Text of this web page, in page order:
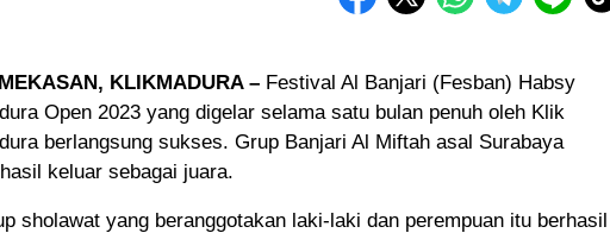
KLIKMADURA – Festival Al Banjari (Fesban) Habsy
Open 2023 yang digelar selama satu bulan penuh oleh Klik
berlangsung sukses. Grup Banjari Al Miftah asal Surabaya
keluar sebagai juara.
sholawat yang beranggotakan laki-laki dan perempuan itu berhasil